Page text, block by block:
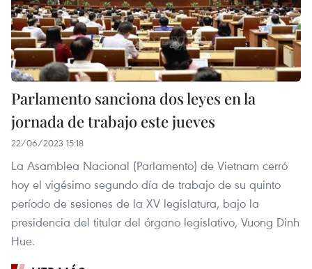
Parlamento sanciona dos leyes en la
jornada de trabajo este jueves
22/06/2023 15:18
La Asamblea Nacional (Parlamento) de Vietnam cerró
hoy el vigésimo segundo día de trabajo de su quinto
período de sesiones de la XV legislatura, bajo la
presidencia del titular del órgano legislativo, Vuong Dinh
Hue.